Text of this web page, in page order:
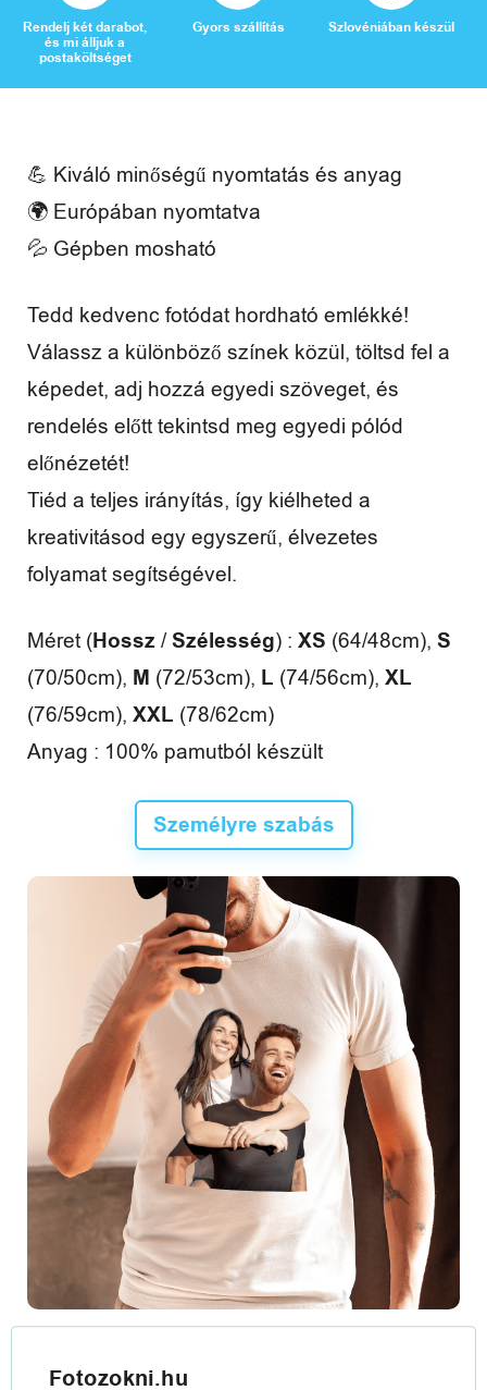
i
d
V
é
l
e
m
é
n
y
e
Rendelj két darabot,
és mi álljuk a
postaköltséget
Gyors szállítás Szlovéniában készül
💪 Kiváló minőségű nyomtatás és anyag
🌍 Európában nyomtatva
💦 Gépben mosható
Tedd kedvenc fotódat hordható emlékké!
Válassz a különböző színek közül, töltsd fel a
képedet, adj hozzá egyedi szöveget, és
rendelés előtt tekintsd meg egyedi pólód
előnézetét!
Tiéd a teljes irányítás, így kiélheted a
kreativitásod egy egyszerű, élvezetes
folyamat segítségével.
Méret (Hossz/Szélesség) : XS (64/48cm), S
(70/50cm), M (72/53cm), L (74/56cm), XL
(76/59cm), XXL (78/62cm)
Anyag : 100% pamutból készült
Személyre szabás
Fotozokni.hu